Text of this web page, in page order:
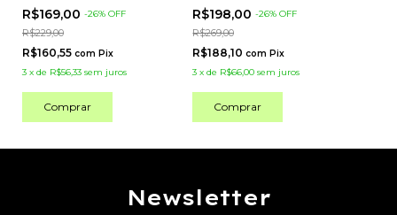
R$169,00 -26% OFF
R$229,00
R$160,55 com Pix
3 x de R$56,33 sem juros
Comprar
R$198,00-26%OFF
R$269,00
R$188,10com Pix
3 xde R$66,00 sem juros
Comprar
Newsletter